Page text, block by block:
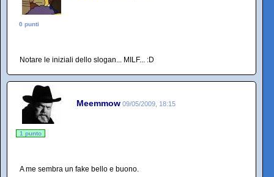
0 punti
Notare le iniziali dello slogan... MILF... :D
Meemmow 09/05/2009, 18:15
1 punto
A me sembra un fake bello e buono.